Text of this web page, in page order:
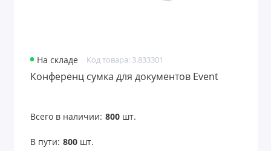
На складе Код товара: 3.833301
Конференц сумка для документов Event
Всего в наличии: 800шт.
В пути: 800шт.